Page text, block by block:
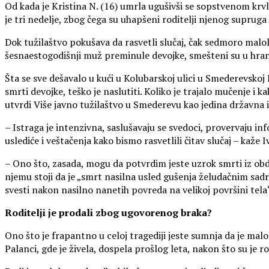
Od kada je Kristina N. (16) umrla ugušivši se sopstvenom
je tri nedelje, zbog čega su uhapšeni roditelji njenog
Dok tužilaštvo pokušava da rasvetli slučaj, čak sedmoro
šesnaestogodišnji muž preminule devojke, smešteni su u
Šta se sve dešavalo u kući u Kolubarskoj ulici u
smrti devojke, teško je naslutiti. Koliko je trajalo mučenje i
utvrdi Više javno tužilaštvo u Smederevu kao jedina
– Istraga je intenzivna, saslušavaju se svedoci, provervaju
uslediće i veštačenja kako bismo rasvetlili čitav slučaj – kaže
– Ono što, zasada, mogu da potvrdim jeste uzrok smrti iz
njemu stoji da je „smrt nasilna usled gušenja želudačnim
svesti nakon nasilno nanetih povreda na velikoj površini
Roditelji je prodali zbog ugovorenog braka?
Ono što je frapantno u celoj tragediji jeste sumnja da je
Palanci, gde je živela, dospela prošlog leta, nakon što su je